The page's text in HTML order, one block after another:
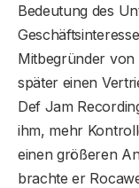
Bedeutung des
Mitbegründer von
später einen
Def Jam
ihm, mehr
einen größeren
brachte er